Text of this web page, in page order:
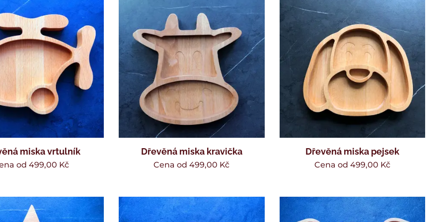
miska vrtulník
od 499,00 Kč
Dřevěná miska kravička
Cena od499,00 Kč
Dřevěná miska pejsek
Cena od 499,00 Kč